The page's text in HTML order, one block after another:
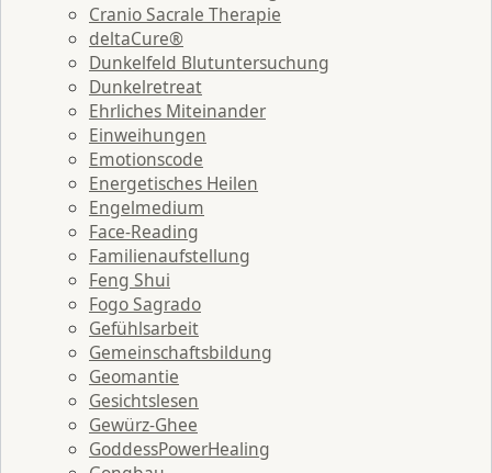
Cranio Sacrale Therapie
deltaCure®
Dunkelfeld Blutuntersuchung
Dunkelretreat
Ehrliches Miteinander
Einweihungen
Emotionscode
Energetisches Heilen
Engelmedium
Face-Reading
Familienaufstellung
Feng Shui
Fogo Sagrado
Gefühlsarbeit
Gemeinschaftsbildung
Geomantie
Gesichtslesen
Gewürz-Ghee
GoddessPowerHealing